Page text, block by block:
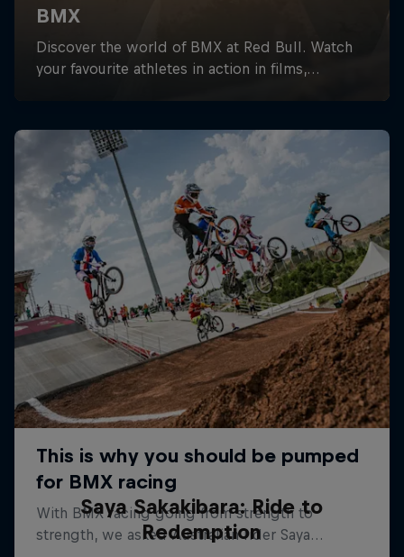
Saya Sakakibara: Ride to
Redemption